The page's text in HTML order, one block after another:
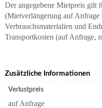
Der angegebene Mietpreis gilt
(Mietverlängerung auf
Verbrauchsmaterialien und
Transportkosten (auf Anfrage,
Zusätzliche Informationen
Verlustpreis
auf Anfrage